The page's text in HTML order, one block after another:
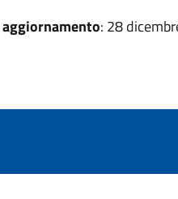
: 28